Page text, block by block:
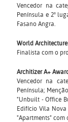
Vencedor na
Península e 2º
Fasano Angra.
World
Finalista com o
Architizer A+
Vencedor na
Península;
"Unbuilt - Office
Edifício Vila Nova
"Apartments" com